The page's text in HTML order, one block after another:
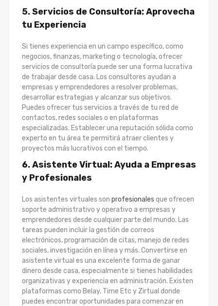
5. Servicios de Consultoría: Aprovecha
tu Experiencia
Si tienes experiencia en un campo específico, como
negocios, finanzas, marketing o tecnología, ofrecer
servicios de consultoría puede ser una forma lucrativa
de trabajar desde casa. Los consultores ayudan a
empresas y emprendedores a resolver problemas,
desarrollar estrategias y alcanzar sus objetivos.
Puedes ofrecer tus servicios a través de tu red de
contactos, redes sociales o en plataformas
especializadas. Establecer una reputación sólida como
experto en tu área te permitirá atraer clientes y
proyectos más lucrativos con el tiempo.
6. Asistente Virtual: Ayuda a Empresas
y Profesionales
Los asistentes virtuales son profesionales que ofrecen
soporte administrativo y operativo a empresas y
emprendedores desde cualquier parte del mundo. Las
tareas pueden incluir la gestión de correos
electrónicos, programación de citas, manejo de redes
sociales, investigación en línea y más. Convertirse en
asistente virtual es una excelente forma de ganar
dinero desde casa, especialmente si tienes habilidades
organizativas y experiencia en administración. Existen
plataformas como Belay, Time Etc y Zirtual donde
puedes encontrar oportunidades para comenzar en